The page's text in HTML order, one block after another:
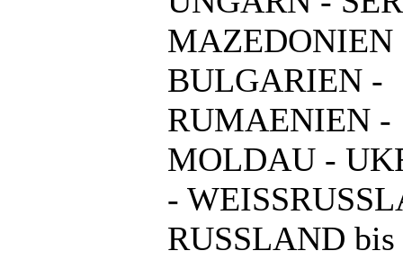
MAZEDONIEN
BULGARIEN -
RUMAENIEN -
MOLDAU -
-
RUSSLAND bis